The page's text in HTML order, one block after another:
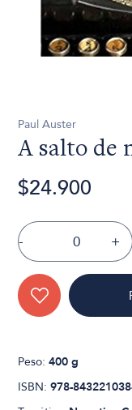
Paul Auster
A salto de
$24.900
- +
Peso:400 g
ISBN:978-